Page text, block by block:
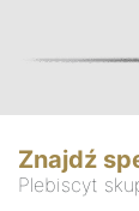
Znajdź
Plebiscyt